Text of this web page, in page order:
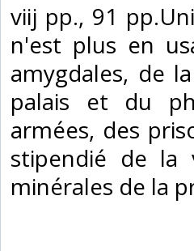
‎viij pp., 91
n'est plus en
amygdales, de
palais et du
armées, des
stipendié de la
minérales de la